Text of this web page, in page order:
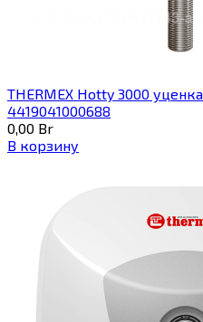
THERMEX Hotty 3000
4419041000688
0,00 Br
В корзину